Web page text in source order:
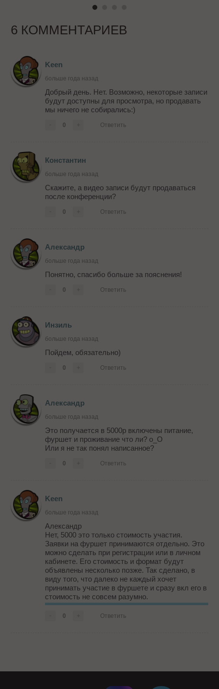
6 КОММЕНТАРИЕВ
Keen
больше года назад
Добрый день. Нет. Возможно, некоторые записи
будут доступны для просмотра, но продавать
мы ничего не собирались:)
0 Ответить
Константин
больше года назад
Скажите, а видео записи будут продаваться
после конференции?
0 Ответить
Александр
больше года назад
Понятно, спасибо больше за пояснения!
0 Ответить
Инзиль
больше года назад
Пойдем, обязательно)
0 Ответить
Александр
больше года назад
Это получается в 5000р включены питание,
фуршет и проживание что ли? о_О
Или я не так понял написанное?
0 Ответить
Keen
больше года назад
Александр
Нет, 5000 это только стоимость участия.
Заявки на фуршет принимаются отдельно. Это
можно сделать при регистрации или в личном
кабинете. Его стоимость и формат будут
объявлены несколько позже. Так сделано, в
виду того, что далеко не каждый хочет
принимать участие в фуршете и сразу вкл его в
стоимость не совсем разумно.
Проживание вы выбираете и оплачиваете сами,
у нас есть договоренность с 4 отелями,
0 Ответить